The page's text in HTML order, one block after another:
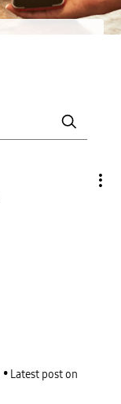
Latest post on